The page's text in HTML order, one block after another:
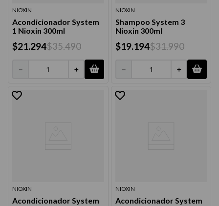
NIOXIN
Acondicionador System
1 Nioxin 300ml
$21.294$35.490
＋
－
NIOXIN
Shampoo System 3
Nioxin 300ml
$19.194$31.990
＋
－
NIOXIN
Acondicionador System
NIOXIN
Acondicionador System